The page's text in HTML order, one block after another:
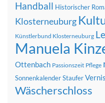
Handball Historischer
Klosterneuburg
Künstlerbund Klosterneuburg
Manuela
Ottenbach Passionszeit Pflege
SonnenkalenderStaufer
Wäscherschloss